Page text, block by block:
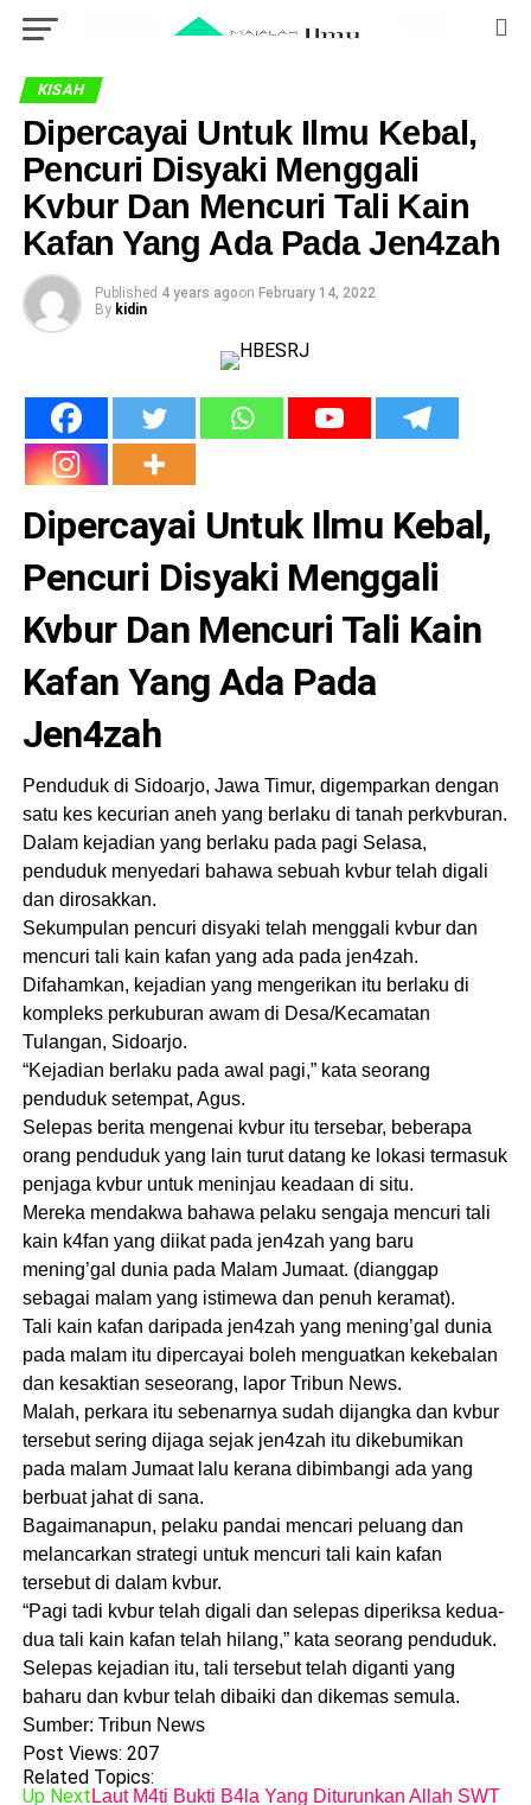
KISAH
Dipercayai Untuk Ilmu Kebal,
Pencuri Disyaki Menggali
Kvbur Dan Mencuri Tali Kain
Kafan Yang Ada Pada Jen4zah
Published 4 years agoon February 14, 2022
By kidin
Dipercayai Untuk Ilmu Kebal,
Pencuri Disyaki Menggali
Kvbur Dan Mencuri Tali Kain
Kafan Yang Ada Pada
Jen4zah
Penduduk di Sidoarjo, Jawa Timur, digemparkan dengan
satu kes kecurian aneh yang berlaku di tanah perkvburan.
Dalam kejadian yang berlaku pada pagi Selasa,
penduduk menyedari bahawa sebuah kvbur telah digali
dan dirosakkan.
Sekumpulan pencuri disyaki telah menggali kvbur dan
mencuri tali kain kafan yang ada pada jen4zah.
Difahamkan, kejadian yang mengerikan itu berlaku di
kompleks perkuburan awam di Desa/Kecamatan
Tulangan, Sidoarjo.
“Kejadian berlaku pada awal pagi,” kata seorang
penduduk setempat, Agus.
Selepas berita mengenai kvbur itu tersebar, beberapa
orang penduduk yang lain turut datang ke lokasi termasuk
penjaga kvbur untuk meninjau keadaan di situ.
Mereka mendakwa bahawa pelaku sengaja mencuri tali
kain k4fan yang diikat pada jen4zah yang baru
mening’gal dunia pada Malam Jumaat. (dianggap
sebagai malam yang istimewa dan penuh keramat).
Tali kain kafan daripada jen4zah yang mening’gal dunia
pada malam itu dipercayai boleh menguatkan kekebalan
dan kesaktian seseorang, lapor Tribun News.
Malah, perkara itu sebenarnya sudah dijangka dan kvbur
tersebut sering dijaga sejak jen4zah itu dikebumikan
pada malam Jumaat lalu kerana dibimbangi ada yang
berbuat jahat di sana.
Bagaimanapun, pelaku pandai mencari peluang dan
melancarkan strategi untuk mencuri tali kain kafan
tersebut di dalam kvbur.
“Pagi tadi kvbur telah digali dan selepas diperiksa kedua-
dua tali kain kafan telah hilang,” kata seorang penduduk.
Selepas kejadian itu, tali tersebut telah diganti yang
baharu dan kvbur telah dibaiki dan dikemas semula.
Sumber: Tribun News
Post Views: 207
Related Topics:
Up Next Laut M4ti Bukti B4la Yang Diturunkan Allah SWT